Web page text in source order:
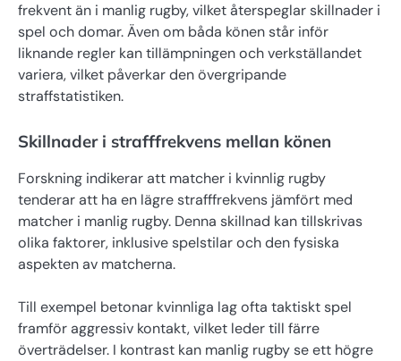
frekvent än i manlig rugby, vilket återspeglar skillnader i
spel och domar. Även om båda könen står inför
liknande regler kan tillämpningen och verkställandet
variera, vilket påverkar den övergripande
straffstatistiken.
Skillnader i strafffrekvens mellan könen
Forskning indikerar att matcher i kvinnlig rugby
tenderar att ha en lägre strafffrekvens jämfört med
matcher i manlig rugby. Denna skillnad kan tillskrivas
olika faktorer, inklusive spelstilar och den fysiska
aspekten av matcherna.
Till exempel betonar kvinnliga lag ofta taktiskt spel
framför aggressiv kontakt, vilket leder till färre
överträdelser. I kontrast kan manlig rugby se ett högre